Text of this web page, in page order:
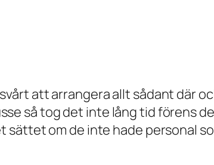
att arrangera allt sådant där
så tog det inte lång tid förens
om de inte hade personal